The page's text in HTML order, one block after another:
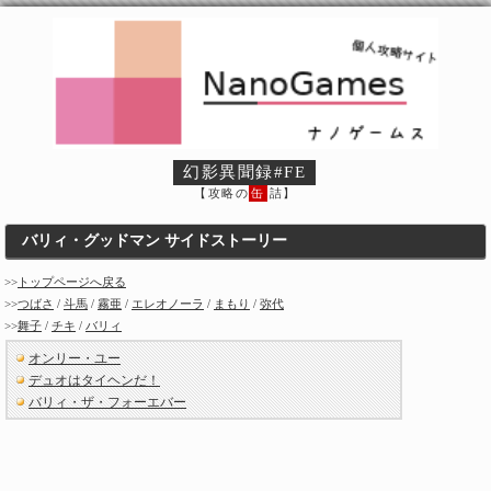
幻影異聞録#FE
【攻略の 缶 詰】
バリィ・グッドマン サイドストーリー
>> トップページへ戻る
>>つばさ / 斗馬 / 霧亜 / エレオノーラ / まもり / 弥代
>>舞子 / チキ / バリィ
オンリー・ユー
デュオはタイヘンだ！
バリィ・ザ・フォーエバー